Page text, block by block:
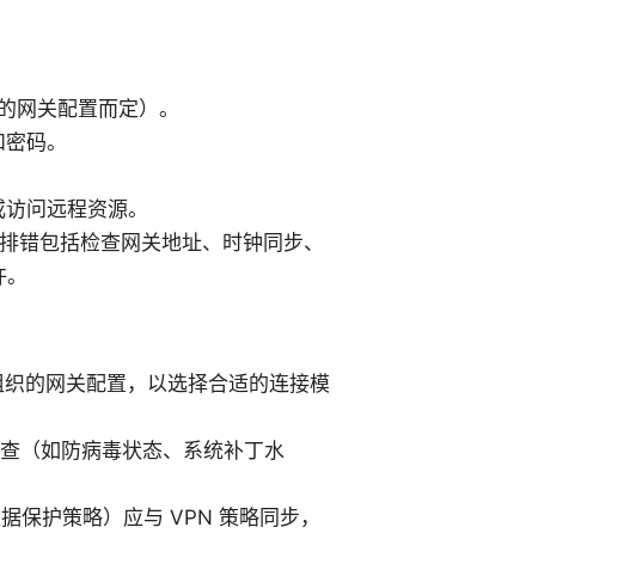
关配置而定）。
码。
问远程资源。
错包括检查网关地址、时钟同步、
的网关配置，以选择合适的连接模
（如防病毒状态、系统补丁水
保护策略）应与 VPN 策略同步，